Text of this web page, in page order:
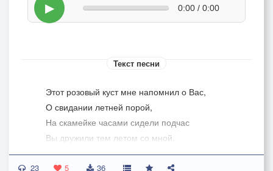
▶ 0:00 / 0:00
Текст песни
Этот розовый куст мне напомнил о Вас,
О свидании летней порой,
На скамейке часами сидели подчас
Вы дружили тем летом со мной.
В осень сбросили розы свою красоту,
23 5 36